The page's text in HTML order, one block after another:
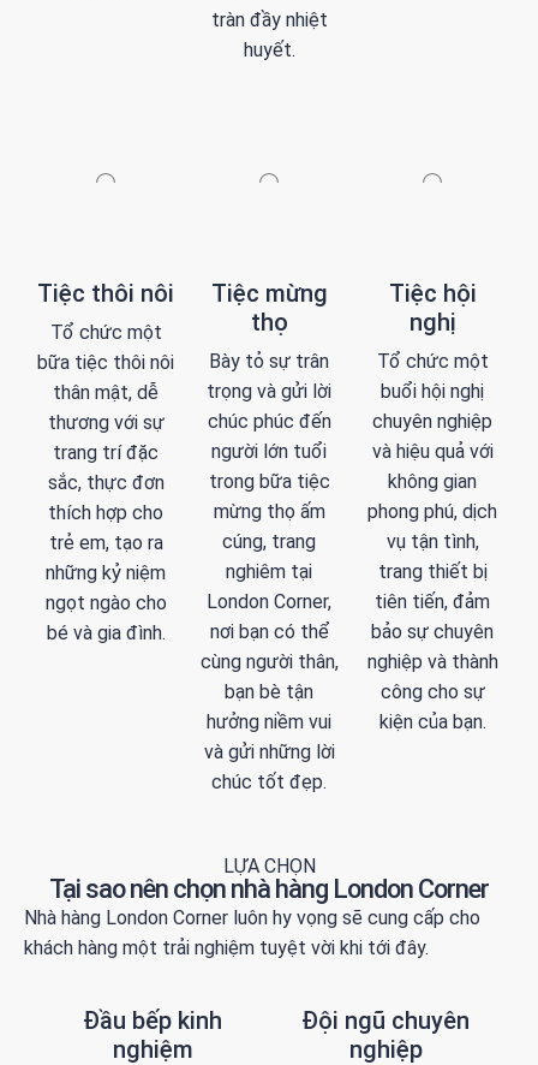
tràn đầy nhiệt
huyết.
Tiệc thôi nôi
Tổ chức một
bữa tiệc thôi nôi
thân mật, dễ
thương với sự
trang trí đặc
sắc, thực đơn
thích hợp cho
trẻ em, tạo ra
những kỷ niệm
ngọt ngào cho
bé và gia đình.
Tiệc mừng
thọ
Bày tỏ sự trân
trọng và gửi lời
chúc phúc đến
người lớn tuổi
trong bữa tiệc
mừng thọ ấm
cúng, trang
nghiêm tại
London Corner,
nơi bạn có thể
cùng người thân,
bạn bè tận
hưởng niềm vui
và gửi những lời
chúc tốt đẹp.
Tiệc hội
nghị
Tổ chức một
buổi hội nghị
chuyên nghiệp
và hiệu quả với
không gian
phong phú, dịch
vụ tận tình,
trang thiết bị
tiên tiến, đảm
bảo sự chuyên
nghiệp và thành
công cho sự
kiện của bạn.
LỰA CHỌN
Tại sao nên chọn nhà hàng London Corner
Nhà hàng London Corner luôn hy vọng sẽ cung cấp cho
khách hàng một trải nghiệm tuyệt vời khi tới đây.
Đầu bếp kinh
nghiệm
Đội ngũ chuyên
nghiệp